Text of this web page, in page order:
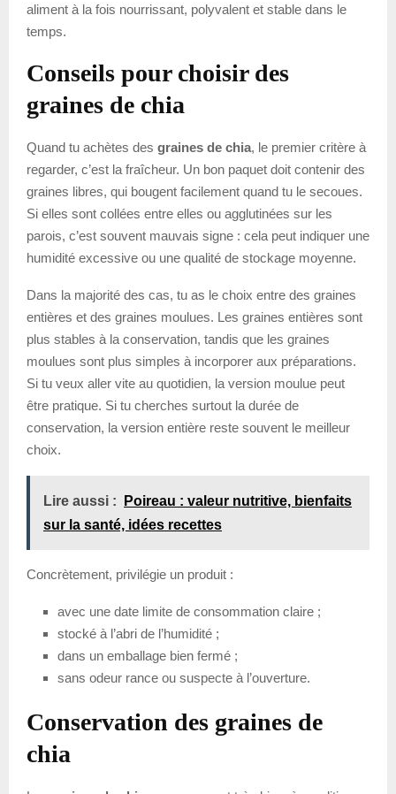
aliment à la fois nourrissant, polyvalent et stable dans le
temps.
Conseils pour choisir des
graines de chia
Quand tu achètes des graines de chia, le premier critère à
regarder, c’est la fraîcheur. Un bon paquet doit contenir des
graines libres, qui bougent facilement quand tu le secoues.
Si elles sont collées entre elles ou agglutinées sur les
parois, c’est souvent mauvais signe : cela peut indiquer une
humidité excessive ou une qualité de stockage moyenne.
Dans la majorité des cas, tu as le choix entre des graines
entières et des graines moulues. Les graines entières sont
plus stables à la conservation, tandis que les graines
moulues sont plus simples à incorporer aux préparations.
Si tu veux aller vite au quotidien, la version moulue peut
être pratique. Si tu cherches surtout la durée de
conservation, la version entière reste souvent le meilleur
choix.
Lire aussi :
Poireau : valeur nutritive, bienfaits
sur la santé, idées recettes
Concrètement, privilégie un produit :
avec une date limite de consommation claire ;
stocké à l’abri de l’humidité ;
dans un emballage bien fermé ;
sans odeur rance ou suspecte à l’ouverture.
Conservation des graines de
chia